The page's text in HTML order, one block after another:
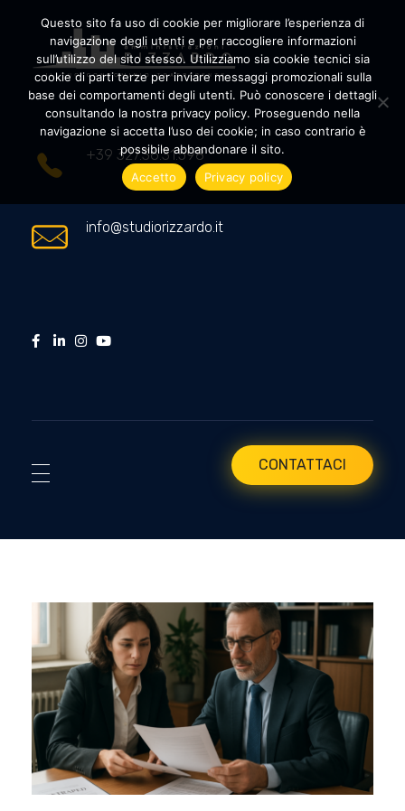
Amministrazioni Rizzardo
+39 327.36.31.598
info@studiorizzardo.it
CONTATTACI
Questo sito fa uso di cookie per migliorare l’esperienza di
navigazione degli utenti e per raccogliere informazioni
sull’utilizzo del sito stesso. Utilizziamo sia cookie tecnici sia
cookie di parti terze per inviare messaggi promozionali sulla
base dei comportamenti degli utenti. Può conoscere i dettagli
consultando la nostra privacy policy. Proseguendo nella
navigazione si accetta l’uso dei cookie; in caso contrario è
possibile abbandonare il sito.
Accetto
Privacy policy